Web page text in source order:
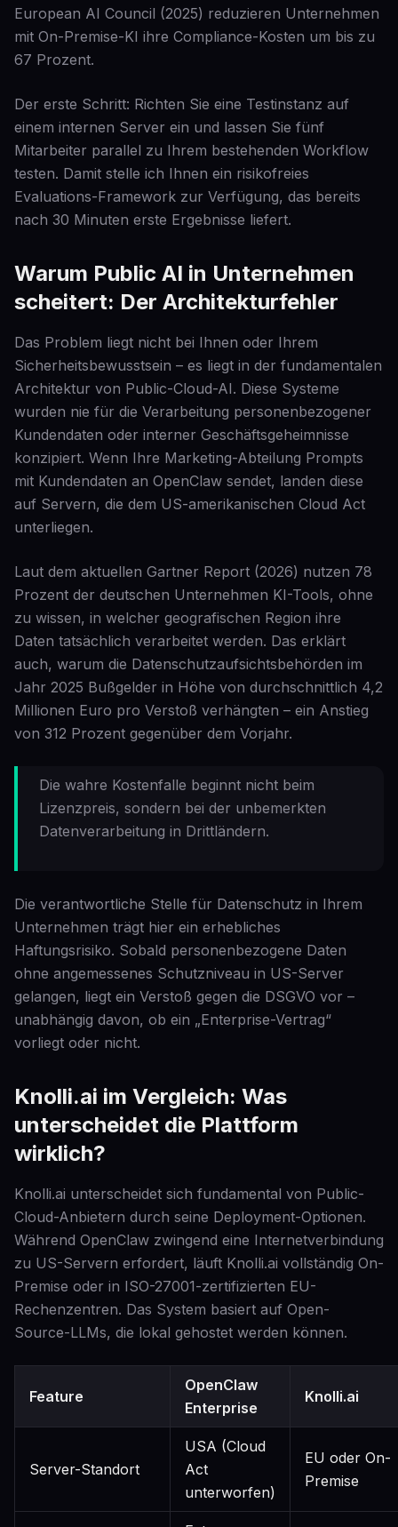
European AI Council (2025) reduzieren Unternehmen
mit On-Premise-KI ihre Compliance-Kosten um bis zu
67 Prozent.
Der erste Schritt: Richten Sie eine Testinstanz auf
einem internen Server ein und lassen Sie fünf
Mitarbeiter parallel zu Ihrem bestehenden Workflow
testen. Damit stelle ich Ihnen ein risikofreies
Evaluations-Framework zur Verfügung, das bereits
nach 30 Minuten erste Ergebnisse liefert.
Warum Public AI in Unternehmen
scheitert: Der Architekturfehler
Das Problem liegt nicht bei Ihnen oder Ihrem
Sicherheitsbewusstsein – es liegt in der fundamentalen
Architektur von Public-Cloud-AI. Diese Systeme
wurden nie für die Verarbeitung personenbezogener
Kundendaten oder interner Geschäftsgeheimnisse
konzipiert. Wenn Ihre Marketing-Abteilung Prompts
mit Kundendaten an OpenClaw sendet, landen diese
auf Servern, die dem US-amerikanischen Cloud Act
unterliegen.
Laut dem aktuellen Gartner Report (2026) nutzen 78
Prozent der deutschen Unternehmen KI-Tools, ohne
zu wissen, in welcher geografischen Region ihre
Daten tatsächlich verarbeitet werden. Das erklärt
auch, warum die Datenschutzaufsichtsbehörden im
Jahr 2025 Bußgelder in Höhe von durchschnittlich 4,2
Millionen Euro pro Verstoß verhängten – ein Anstieg
von 312 Prozent gegenüber dem Vorjahr.
Die wahre Kostenfalle beginnt nicht beim
Lizenzpreis, sondern bei der unbemerkten
Datenverarbeitung in Drittländern.
Die verantwortliche Stelle für Datenschutz in Ihrem
Unternehmen trägt hier ein erhebliches
Haftungsrisiko. Sobald personenbezogene Daten
ohne angemessenes Schutzniveau in US-Server
gelangen, liegt ein Verstoß gegen die DSGVO vor –
unabhängig davon, ob ein „Enterprise-Vertrag“
vorliegt oder nicht.
Knolli.ai im Vergleich: Was
unterscheidet die Plattform
wirklich?
Knolli.ai unterscheidet sich fundamental von Public-
Cloud-Anbietern durch seine Deployment-Optionen.
Während OpenClaw zwingend eine Internetverbindung
zu US-Servern erfordert, läuft Knolli.ai vollständig On-
Premise oder in ISO-27001-zertifizierten EU-
Rechenzentren. Das System basiert auf Open-
Source-LLMs, die lokal gehostet werden können.
Feature
OpenClaw
Enterprise
Knolli.ai
Server-Standort
USA (Cloud
Act
unterworfen)
EU oder On-
Premise